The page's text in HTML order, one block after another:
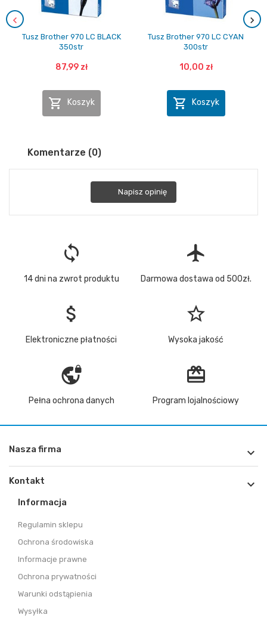
Tusz Brother 970 LC BLACK
350str
87,99 zł
 Koszyk
Tusz Brother 970 LC CYAN
300str
10,00 zł
 Koszyk
Komentarze (0)
Napisz opinię
loop
14 dni na zwrot produktu
flight
Darmowa dostawa od 500zł.
attach_money
Elektroniczne płatności
star_border
Wysoka jakość
vpn_lock
Pełna ochrona danych
redeem
Program lojalnościowy
Nasza firma 
Kontakt 
Informacja
Regulamin sklepu
Ochrona środowiska
Informacje prawne
Ochrona prywatności
Warunki odstąpienia
Wysyłka